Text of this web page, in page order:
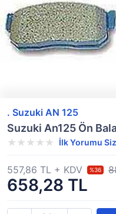
. Suzuki AN 125
Suzuki An125 Ön
İlk Yorumu
658,28 TL
557,86 TL + KDV %36